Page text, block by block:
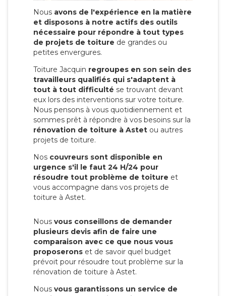
Nous avons de l'expérience en la matière
et disposons à notre actifs des outils
nécessaire pour répondre à tout types
de projets de toiture de grandes ou
petites envergures.
Toiture Jacquin regroupes en son sein des
travailleurs qualifiés qui s'adaptent à
tout à tout difficulté se trouvant devant
eux lors des interventions sur votre toiture.
Nous pensons à vous quotidiennement et
sommes prêt à répondre à vos besoins sur la
rénovation de toiture à Astet ou autres
projets de toiture.
Nos couvreurs sont disponible en
urgence s'il le faut 24 H/24 pour
résoudre tout problème de toiture et
vous accompagne dans vos projets de
toiture à Astet.
Nous vous conseillons de demander
plusieurs devis afin de faire une
comparaison avec ce que nous vous
proposerons et de savoir quel budget
prévoit pour résoudre tout problème sur la
rénovation de toiture à Astet.
Nous vous garantissons un service de